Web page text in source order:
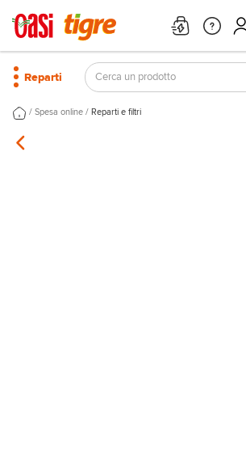
Reparti
/ Spesa online / Reparti e filtri